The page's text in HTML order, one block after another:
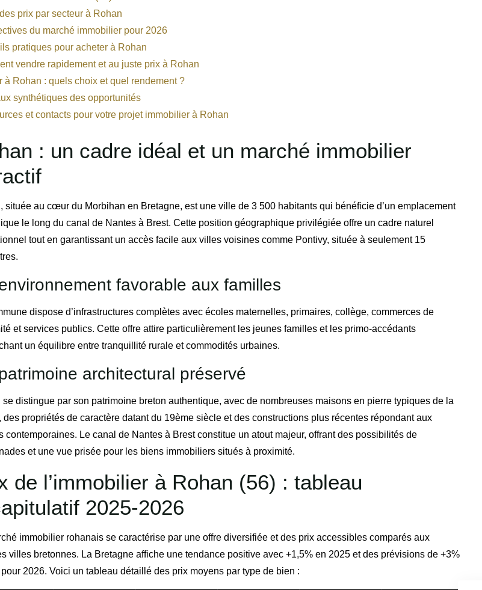
prix par secteur à Rohan
du marché immobilier pour 2026
pratiques pour acheter à Rohan
vendre rapidement et au juste prix à Rohan
à Rohan : quels choix et quel rendement ?
synthétiques des opportunités
et contacts pour votre projet immobilier à Rohan
: un cadre idéal et un marché immobilier
située au cœur du Morbihan en Bretagne, est une ville de 3 500 habitants qui bénéficie d’un emplacement
le long du canal de Nantes à Brest. Cette position géographique privilégiée offre un cadre naturel
tout en garantissant un accès facile aux villes voisines comme Pontivy, située à seulement 15
favorable aux familles
dispose d’infrastructures complètes avec écoles maternelles, primaires, collège, commerces de
et services publics. Cette offre attire particulièrement les jeunes familles et les primo-accédants
un équilibre entre tranquillité rurale et commodités urbaines.
architectural préservé
se distingue par son patrimoine breton authentique, avec de nombreuses maisons en pierre typiques de la
des propriétés de caractère datant du 19ème siècle et des constructions plus récentes répondant aux
contemporaines. Le canal de Nantes à Brest constitue un atout majeur, offrant des possibilités de
et une vue prisée pour les biens immobiliers situés à proximité.
de l’immobilier à Rohan (56) : tableau
2025-2026
immobilier rohanais se caractérise par une offre diversifiée et des prix accessibles comparés aux
villes bretonnes. La Bretagne affiche une tendance positive avec +1,5% en 2025 et des prévisions de +3%
2026. Voici un tableau détaillé des prix moyens par type de bien :